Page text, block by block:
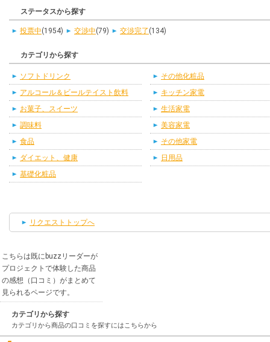
ステータスから探す
投票中(1954) 交渉中(79) 交渉完了 (134)
カテゴリから探す
ソフトドリンク
アルコール＆ビールテイスト飲料
お菓子、スイーツ
調味料
食品
ダイエット、健康
基礎化粧品
その他化粧品
キッチン家電
生活家電
美容家電
その他家電
日用品
リクエストトップへ
こちらは既にbuzzリーダーが
プロジェクトで体験した商品
の感想（口コミ）がまとめて
見られるページです。
カテゴリから探す
カテゴリから商品の口コミを探すにはこちらから